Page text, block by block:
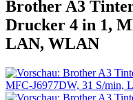
Brother A3
Drucker 4 in 1,
LAN, WLAN